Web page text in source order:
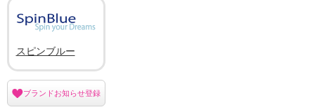
スピンブルー
ブランドお知らせ登録